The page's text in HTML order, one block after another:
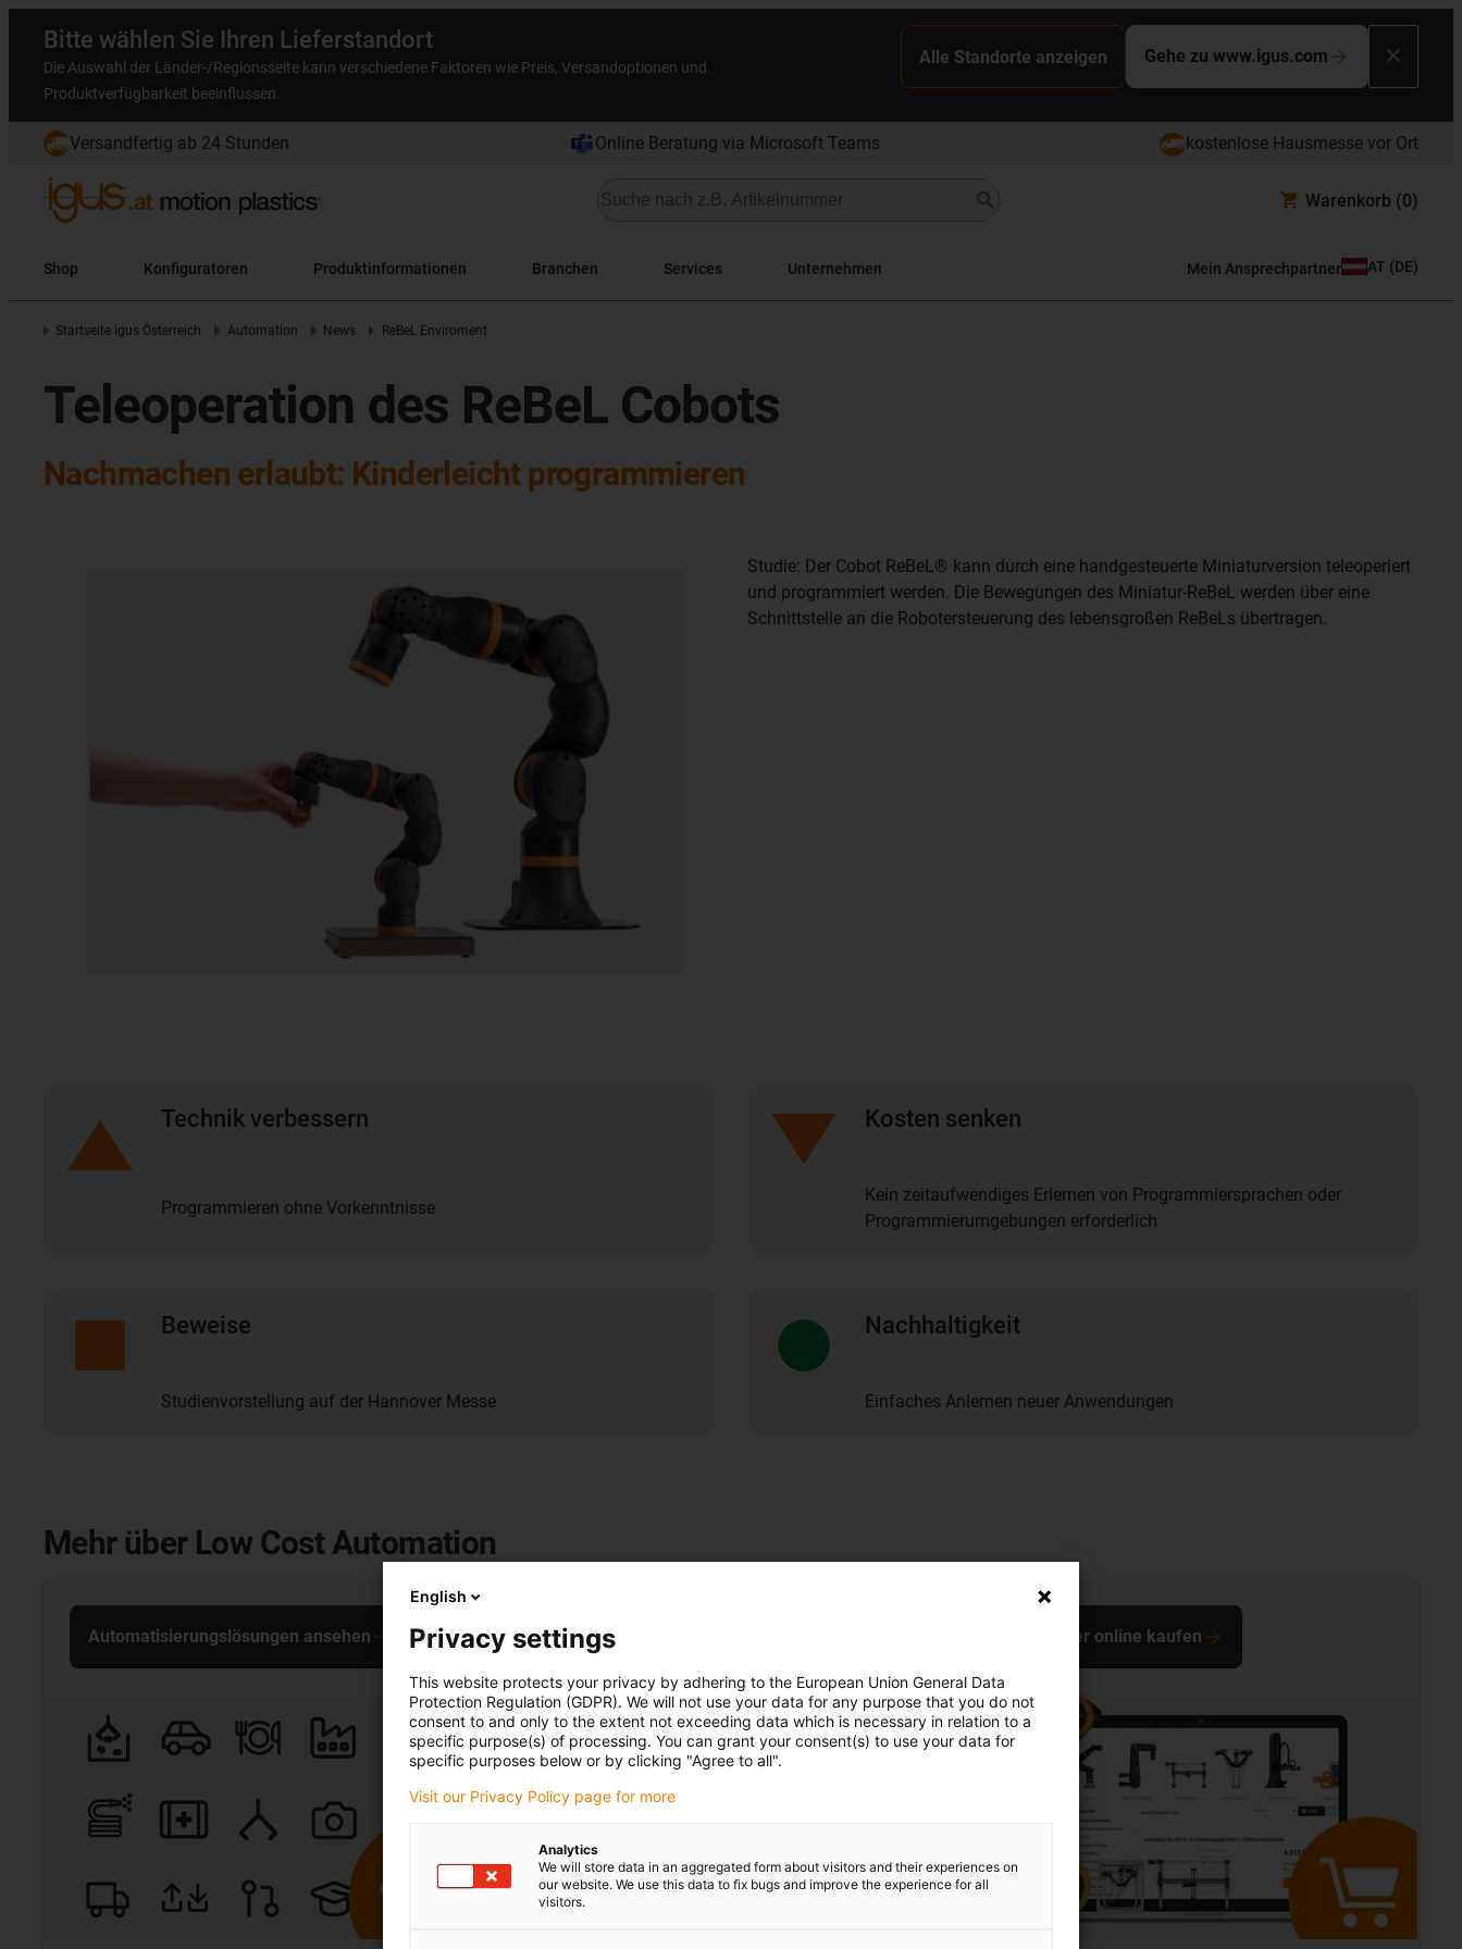
Bitte wählen Sie Ihren Lieferstandort
Die Auswahl der Länder-/Regionsseite kann verschiedene Faktoren wie Preis, Versandoptionen und
Produktverfügbarkeit beeinflussen.
Alle Standorte anzeigen Gehe zu www.igus.com
Versandfertig ab 24 Stunden Online Beratung via Microsoft Teams kostenlose Hausmesse vor Ort
Warenkorb (0)
Shop Konfiguratoren Produktinformationen Branchen Services Unternehmen Mein Ansprechpartner AT (DE)
Startseite igus Österreich Automation News ReBeL Enviroment
Teleoperation des ReBeL Cobots
Nachmachen erlaubt: Kinderleicht programmieren
Studie: Der Cobot ReBeL® kann durch eine handgesteuerte Miniaturversion teleoperiert
und programmiert werden. Die Bewegungen des Miniatur-ReBeL werden über eine
Schnittstelle an die Robotersteuerung des lebensgroßen ReBeLs übertragen.
Technik verbessern
Programmieren ohne Vorkenntnisse
Kosten senken
Kein zeitaufwendiges Erlernen von Programmiersprachen oder
Programmierumgebungen erforderlich
Beweise
Studienvorstellung auf der Hannover Messe
Nachhaltigkeit
Einfaches Anlernen neuer Anwendungen
Mehr über Low Cost Automation
Automatisierungslösungen ansehen Magazin herunterladen Roboter online kaufen
English
Privacy settings
This website protects your privacy by adhering to the European Union General Data
Protection Regulation (GDPR). We will not use your data for any purpose that you do not
consent to and only to the extent not exceeding data which is necessary in relation to a
specific purpose(s) of processing. You can grant your consent(s) to use your data for
specific purposes below or by clicking "Agree to all".
Visit our Privacy Policy page for more
Analytics
We will store data in an aggregated form about visitors and their experiences on
our website. We use this data to fix bugs and improve the experience for all
visitors.